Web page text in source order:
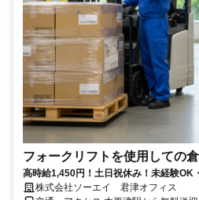
フォークリフトを使用しての
高時給1,450円！土日祝休み！未経験OK
株式会社ソーエイ 君津オフィス